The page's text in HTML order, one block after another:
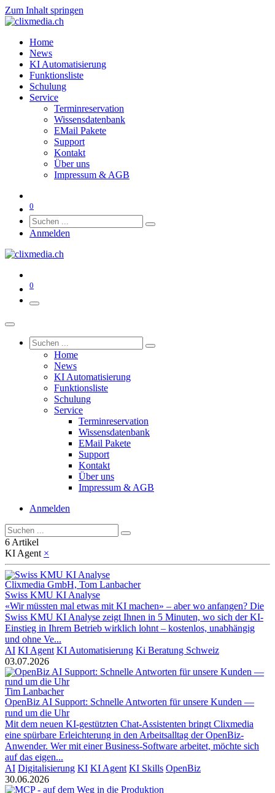
Zum Inhalt springen
Home
News
KI Automatisierung
Funktionsliste
Schulung
Service
Terminreservation
Wissensdatenbank
EMail Pakete
Support
Kontakt
Über uns
Impressum & AGB
0
Anmelden
0
Home
News
KI Automatisierung
Funktionsliste
Schulung
Service
Terminreservation
Wissensdatenbank
EMail Pakete
Support
Kontakt
Über uns
Impressum & AGB
Anmelden
6 Artikel
KI Agent ×
Clixmedia GmbH, Tom Lanbacher
Swiss KMU KI Analyse
«Wir müssten mal etwas mit KI machen» – aber wo anfangen? Die
Swiss KMU KI Analyse zeigt Ihnen in 5 Minuten, wo sich der KI-
Einstieg in Ihrem Betrieb wirklich lohnt – kostenlos, unabhängig
und ohne Ve...
AI KI Agent KI Automatisierung Ki Beratung Schweiz
03.07.2026
Tim Lanbacher
OpenBiz AI Support: Schnelle Antworten für unsere Kunden —
rund um die Uhr
Mit dem neuen KI-gestützten Chat-Assistenten bringt Clixmedia
eine spürbare Erleichterung in den Arbeitsalltag der OpenBiz-
Anwender. Wer mit einer Business-Software arbeitet, möchte sich
auf das eigen...
AI Digitalisierung KI KI Agent KI Skills OpenBiz
30.06.2026